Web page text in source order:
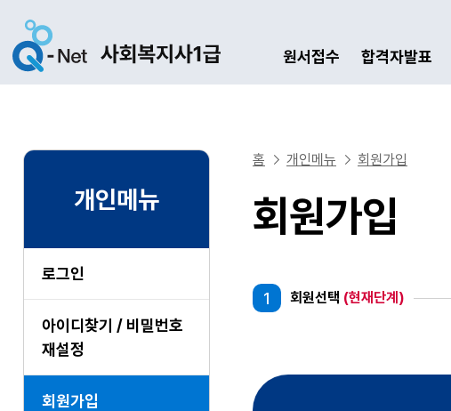
원서접수 합격자발표
개인메뉴
로그인
아이디찾기 / 비밀번호
재설정
회원가입
홈 개인메뉴 회원가입
회원가입
1 회원선택 (현재단계)